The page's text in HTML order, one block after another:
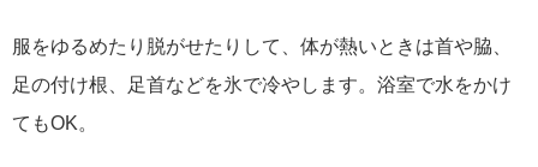
服をゆるめたり脱がせたりして、体が熱いときは首や脇、
足の付け根、足首などを氷で冷やします。浴室で水をかけ
てもOK。